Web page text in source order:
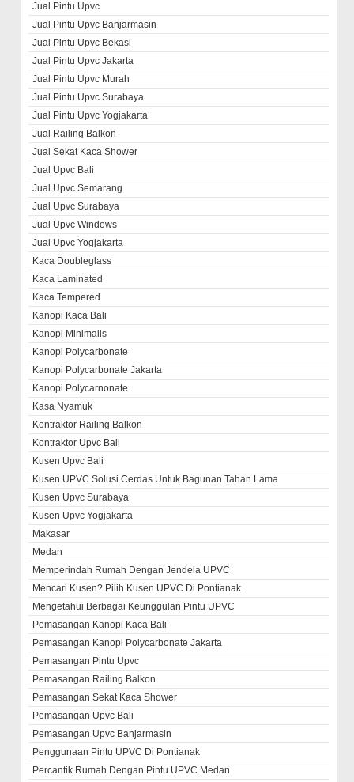
Jual Pintu Upvc
Jual Pintu Upvc Banjarmasin
Jual Pintu Upvc Bekasi
Jual Pintu Upvc Jakarta
Jual Pintu Upvc Murah
Jual Pintu Upvc Surabaya
Jual Pintu Upvc Yogjakarta
Jual Railing Balkon
Jual Sekat Kaca Shower
Jual Upvc Bali
Jual Upvc Semarang
Jual Upvc Surabaya
Jual Upvc Windows
Jual Upvc Yogjakarta
Kaca Doubleglass
Kaca Laminated
Kaca Tempered
Kanopi Kaca Bali
Kanopi Minimalis
Kanopi Polycarbonate
Kanopi Polycarbonate Jakarta
Kanopi Polycarnonate
Kasa Nyamuk
Kontraktor Railing Balkon
Kontraktor Upvc Bali
Kusen Upvc Bali
Kusen UPVC Solusi Cerdas Untuk Bagunan Tahan Lama
Kusen Upvc Surabaya
Kusen Upvc Yogjakarta
Makasar
Medan
Memperindah Rumah Dengan Jendela UPVC
Mencari Kusen? Pilih Kusen UPVC Di Pontianak
Mengetahui Berbagai Keunggulan Pintu UPVC
Pemasangan Kanopi Kaca Bali
Pemasangan Kanopi Polycarbonate Jakarta
Pemasangan Pintu Upvc
Pemasangan Railing Balkon
Pemasangan Sekat Kaca Shower
Pemasangan Upvc Bali
Pemasangan Upvc Banjarmasin
Penggunaan Pintu UPVC Di Pontianak
Percantik Rumah Dengan Pintu UPVC Medan